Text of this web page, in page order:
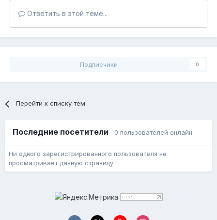
Ответить в этой теме...
Подписчики 0
Перейти к списку тем
Последние посетители 0 пользователей онлайн
Ни одного зарегистрированного пользователя не
просматривает данную страницу